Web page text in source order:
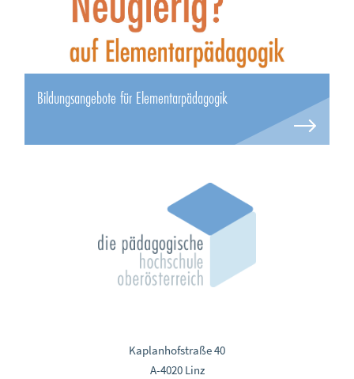
Bildungsangebote für Elementarpädagogik
Kaplanhofstraße 40
A-4020 Linz